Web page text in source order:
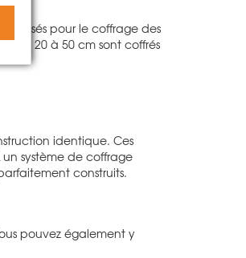
utilisés pour le coffrage des
de 20 à 50 cm sont coffrés
identique. Ces
système de coffrage
construits.
pouvez également y